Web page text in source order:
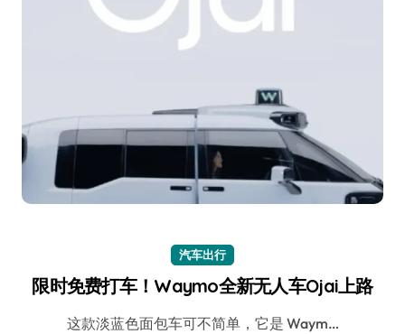
汽车出行
限时免费打车！Waymo全新无人车Ojai上路
这款淡蓝色面包车可不简单，它是 Waym…